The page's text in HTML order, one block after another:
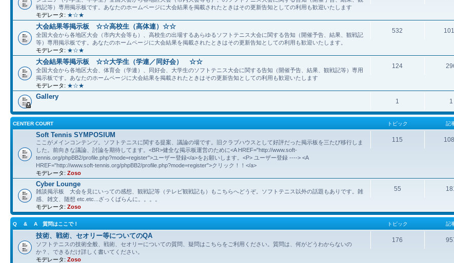
戦記等）専用掲示板です。あなたのホームページに大会結果を掲載されたときはその更新告知としての利用も歓迎いたします
モデレータ: ★☆★
大会結果等掲示板 ☆☆高校生（高体連）☆☆
全国大会から各地区大会（市内大会等も）、高校生の出場するあらゆるソフトテニス大会に関する告知（開催予告、結果、観戦記
等）専用掲示板です。あなたのホームページに大会結果を掲載されたときはその更新告知としての利用も歓迎いたします。
モデレータ: ★☆★
532
大会結果等掲示板 ☆☆大学生（学連／同好会） ☆☆
全国大会から各地区大会、体育会（学連）、同好会、大学生のソフトテニス大会に関する告知（開催予告、結果、観戦記等）専用
掲示板です。あなたのホームページに大会結果を掲載されたときはその更新告知としての利用も歓迎いたします
モデレータ: ★☆★
124
Gallery
1 1
CENTER COURT トピック 記
Soft Tennis SYMPOSIUM
ここがメインコンテンツ。ソフトテニスに関する提案、議論の場です。旧クラブハウスとして好評だった掲示板を三たび移行しま
した。前向きな議論、討論を期待してます。<BR>健全な掲示板運営のために<A HREF="http://www.soft-
tennis.org/phpBB2/profile.php?mode=register">ユーザー登録</a>をお願いします。<P> ユーザー登録 ----> <A
HREF="http://www.soft-tennis.org/phpBB2/profile.php?mode=register">クリック！！</a>
モデレータ: Zoso
115
Cyber Lounge
雑談掲示板 大会を見にいっての感想、観戦記等（テレビ観戦記も）もこちらへどうぞ。ソフトテニス以外の話題もありです。雑
感、雑文、随想 etc.etc...ざっくばらんに。。。。
モデレータ: Zoso
55
Q & A 質問はここで！ トピック 記
技術、戦術、セオリー等についてのQA
ソフトテニスの技術全般、戦術、セオリーについての質問、疑問はこちらをご利用ください。質問は、何がどうわからないの
か？、できるだけ詳しく書いてください。
モデレータ: Zoso
176